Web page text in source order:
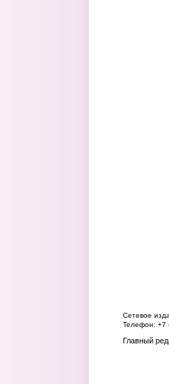
Сетевое
Телефон: +7
Главный